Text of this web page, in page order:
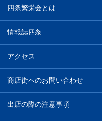
四条繁栄会とは
情報誌四条
アクセス
商店街へのお問い合わせ
出店の際の注意事項